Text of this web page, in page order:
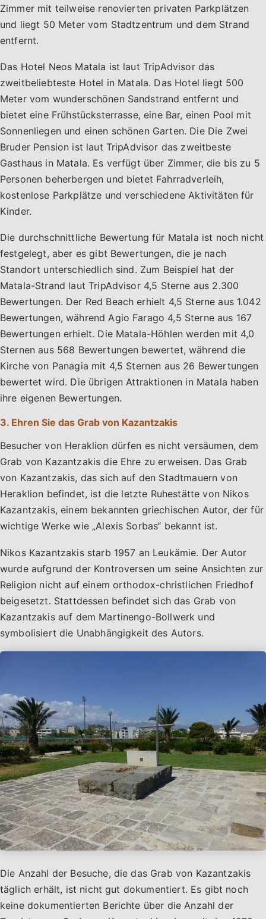
Zimmer mit teilweise renovierten privaten Parkplätzen
und liegt 50 Meter vom Stadtzentrum und dem Strand
entfernt.
Das Hotel Neos Matala ist laut TripAdvisor das
zweitbeliebteste Hotel in Matala. Das Hotel liegt 500
Meter vom wunderschönen Sandstrand entfernt und
bietet eine Frühstücksterrasse, eine Bar, einen Pool mit
Sonnenliegen und einen schönen Garten. Die Die Zwei
Bruder Pension ist laut TripAdvisor das zweitbeste
Gasthaus in Matala. Es verfügt über Zimmer, die bis zu 5
Personen beherbergen und bietet Fahrradverleih,
kostenlose Parkplätze und verschiedene Aktivitäten für
Kinder.
Die durchschnittliche Bewertung für Matala ist noch nicht
festgelegt, aber es gibt Bewertungen, die je nach
Standort unterschiedlich sind. Zum Beispiel hat der
Matala-Strand laut TripAdvisor 4,5 Sterne aus 2.300
Bewertungen. Der Red Beach erhielt 4,5 Sterne aus 1.042
Bewertungen, während Agio Farago 4,5 Sterne aus 167
Bewertungen erhielt. Die Matala-Höhlen werden mit 4,0
Sternen aus 568 Bewertungen bewertet, während die
Kirche von Panagia mit 4,5 Sternen aus 26 Bewertungen
bewertet wird. Die übrigen Attraktionen in Matala haben
ihre eigenen Bewertungen.
3. Ehren Sie das Grab von Kazantzakis
Besucher von Heraklion dürfen es nicht versäumen, dem
Grab von Kazantzakis die Ehre zu erweisen. Das Grab
von Kazantzakis, das sich auf den Stadtmauern von
Heraklion befindet, ist die letzte Ruhestätte von Nikos
Kazantzakis, einem bekannten griechischen Autor, der für
wichtige Werke wie „Alexis Sorbas“ bekannt ist.
Nikos Kazantzakis starb 1957 an Leukämie. Der Autor
wurde aufgrund der Kontroversen um seine Ansichten zur
Religion nicht auf einem orthodox-christlichen Friedhof
beigesetzt. Stattdessen befindet sich das Grab von
Kazantzakis auf dem Martinengo-Bollwerk und
symbolisiert die Unabhängigkeit des Autors.
Die Anzahl der Besuche, die das Grab von Kazantzakis
täglich erhält, ist nicht gut dokumentiert. Es gibt noch
keine dokumentierten Berichte über die Anzahl der